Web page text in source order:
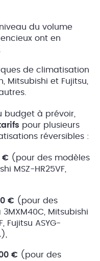
du volume
ont en
de climatisation
Mitsubishi et Fujitsu,
budget à prévoir,
pour plusieurs
réversibles :
€ (pour des modèles
MSZ-HR25VF,
€ (pour des
Mitsubishi
Fujitsu ASYG-
€ (pour des